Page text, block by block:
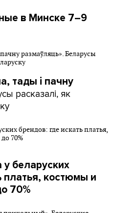
в Минске 7–9
тады і пачну
расказалі, як
беларуских
платья, костюмы и
70%